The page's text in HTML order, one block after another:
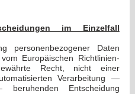
im Einzelfall
personenbezogener Daten
Europäischen Richtlinien-
Recht, nicht einer
Verarbeitung —
Entscheidung